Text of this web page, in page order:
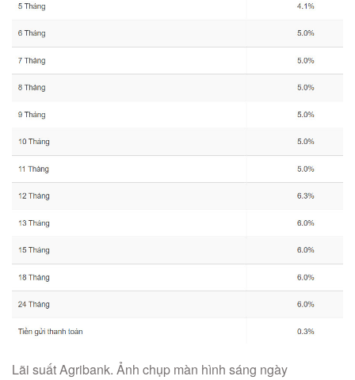
Lãi suất Agribank. Ảnh chụp màn hình sáng ngày